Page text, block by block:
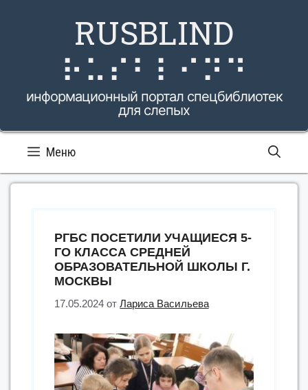
RUSBLIND
⠗⠥⠎⠃⠇⠊⠝⠙
информационный портал спецбиблиотек
для слепых
Меню
РГБС ПОСЕТИЛИ УЧАЩИЕСЯ 5-
ГО КЛАССА СРЕДНЕЙ
ОБРАЗОВАТЕЛЬНОЙ ШКОЛЫ Г.
МОСКВЫ
17.05.2024 отЛариса Васильева